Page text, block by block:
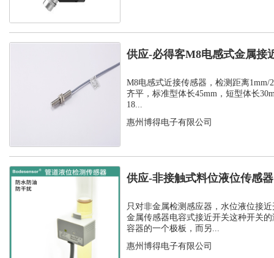
供应-必得客M8电感式金属接
式安装检测...
M8电感式近接传感器，检测距离1mm/
齐平，标准型体长45mm，短型体长
18...
惠州博得电子有限公司
供应-非接触式料位液位传感
开关
只对非金属检测感应器，水位液位接
金属传感器电容式接近开关这种开关
容器的一个极板，而另...
惠州博得电子有限公司